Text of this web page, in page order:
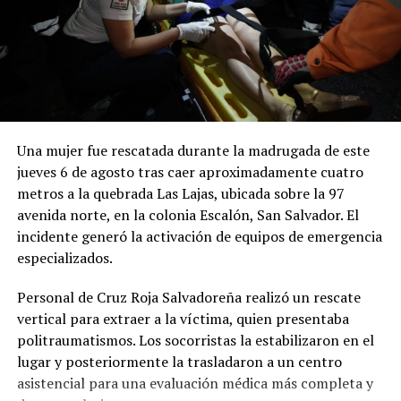
COLAPSÓ SU VIVIENDA
MARÍA
PRINCIPAL1
PUERTO PARADA
TORMENTA TROPICAL AMANDA
USULUTÁN.
VIDEO/ Conductor atrapado en un carro pasa momentos
de angustia al ser arrastrado por un río
Delincuente intentaba asesinar a dueño de tienda, pero
fue él quien resultó muerto, en San Miguel
Una mujer fue rescatada durante la madrugada de este
jueves 6 de agosto tras caer aproximadamente cuatro
metros a la quebrada Las Lajas, ubicada sobre la 97
avenida norte, en la colonia Escalón, San Salvador. El
incidente generó la activación de equipos de emergencia
especializados.
Personal de Cruz Roja Salvadoreña realizó un rescate
vertical para extraer a la víctima, quien presentaba
politraumatismos. Los socorristas la estabilizaron en el
lugar y posteriormente la trasladaron a un centro
asistencial para una evaluación médica más completa y